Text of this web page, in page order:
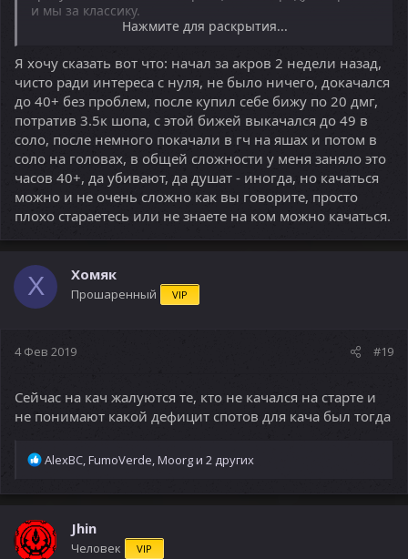
и мы за классику.
вкачивайтесь", вы наверное тоже вкачивались в
условиях, когда 50+ фармят всё и везде, начиная от
солуса с анакадом, и конечно же вы качались и
развивались с регулярными истериками кланов,
сливающих всех подряд по всюду на всех качах, от пт
и баффов и копке руды, не только через АБУ но и
собой.
Игра с хвалёными лоу рейт, превратилась в пвп
сервак. Хотелось бы увидеть изменения, а не
песочницу с онлайном в 35 человек на три рассы, жду
неделю, в шмоте выбитом из мобов.
Нажмите для раскрытия...
Я хочу сказать вот что: начал за акров 2 недели назад,
чисто ради интереса с нуля, не было ничего, докачался
до 40+ без проблем, после купил себе бижу по 20 дмг,
потратив 3.5к шопа, с этой бижей выкачался до 49 в
соло, после немного покачали в гч на яшах и потом в
соло на головах, в общей сложности у меня заняло это
часов 40+, да убивают, да душат - иногда, но качаться
можно и не очень сложно как вы говорите, просто
плохо стараетесь или не знаете на ком можно качаться.
Х Хомяк
Прошаренный VIP
4 Фев 2019 #19
Сейчас на кач жалуются те, кто не качался на старте и
не понимают какой дефицит спотов для кача был тогда
Р
а
ц
и
AlexBC,FumoVerde,Moorgи 2 других
Jhin
Человек VIP